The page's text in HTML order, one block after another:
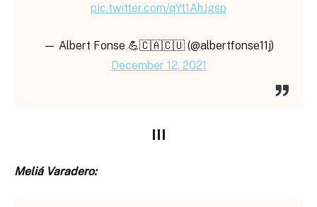
pic.twitter.com/qYt1AhJgsp
— Albert Fonse 💪🇨🇦🇨🇺 (@albertfonse11j)
December 12, 2021
III
Meliá Varadero: